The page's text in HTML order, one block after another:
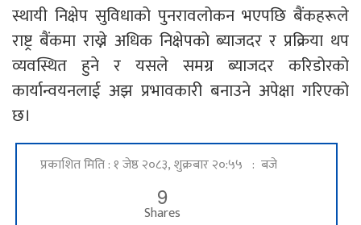
स्थायी निक्षेप सुविधाको पुनरावलोकन भएपछि बैंकहरूले
राष्ट्र बैंकमा राख्ने अधिक निक्षेपको ब्याजदर र प्रक्रिया थप
व्यवस्थित हुने र यसले समग्र ब्याजदर करिडोरको
कार्यान्वयनलाई अझ प्रभावकारी बनाउने अपेक्षा गरिएको
छ।
प्रकाशित मिति : १ जेष्ठ २०८३, शुक्रबार २०:५५ : बजे
9
Shares